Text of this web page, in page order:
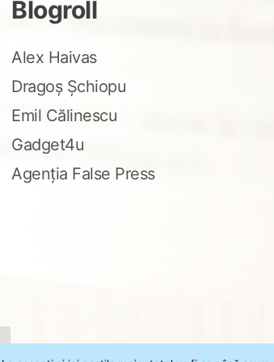
Blogroll
Alex Haivas
Dragoș Șchiopu
Emil Călinescu
Gadget4u
Agenția False Press